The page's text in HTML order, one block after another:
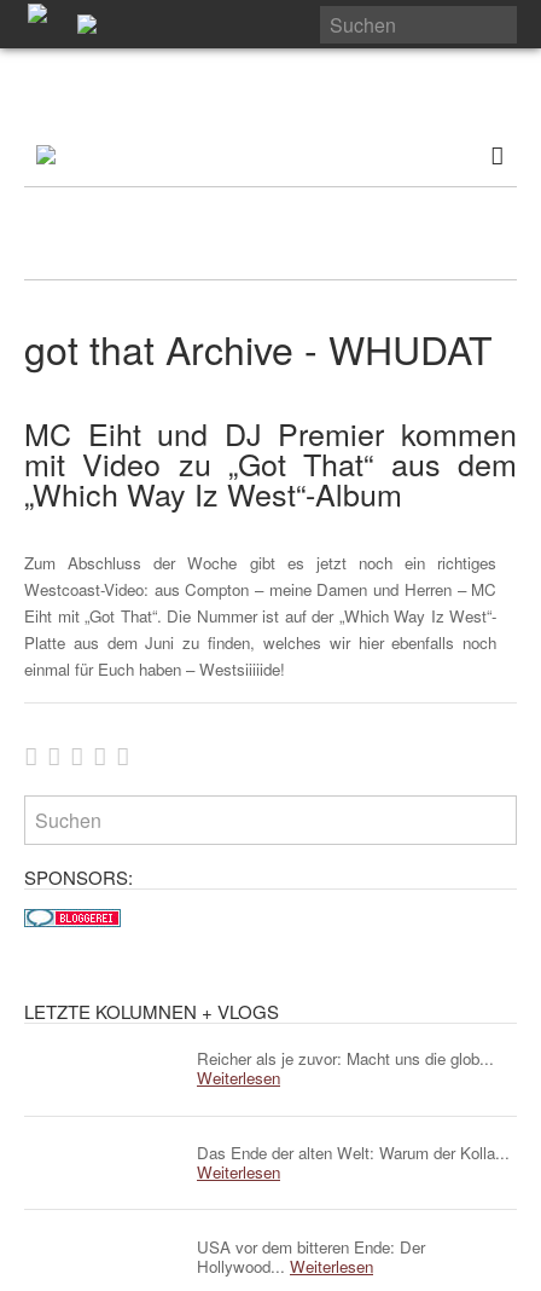
got that Archive - WHUDAT
MC Eiht und DJ Premier kommen
mit Video zu „Got That“ aus dem
„Which Way Iz West“-Album
Zum Abschluss der Woche gibt es jetzt noch ein richtiges
Westcoast-Video: aus Compton – meine Damen und Herren – MC
Eiht mit „Got That“. Die Nummer ist auf der „Which Way Iz West“-
Platte aus dem Juni zu finden, welches wir hier ebenfalls noch
einmal für Euch haben – Westsiiiiide!
SPONSORS:
LETZTE KOLUMNEN + VLOGS
Reicher als je zuvor: Macht uns die glob...
Weiterlesen
Das Ende der alten Welt: Warum der Kolla...
Weiterlesen
USA vor dem bitteren Ende: Der
Hollywood... Weiterlesen